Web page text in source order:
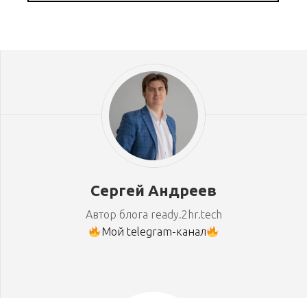
Сергей Андреев
Автор блога ready.2hr.tech
Мой telegram-канал